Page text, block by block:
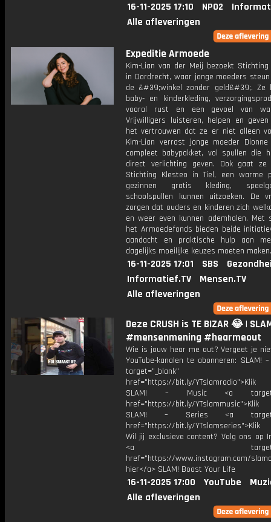
16-11-2025 17:10 NPO2
Alle afleveringen
Expeditie Armoede
Kim-Lian van der Meij bezoekt
in Dordrecht, waar jonge moeders
de &#39;winkel zonder geld&#39;. Ze
baby- en kinderkleding,
vooral rust en een gevoel van
Vrijwilligers luisteren, helpen en geven
het vertrouwen dat ze er niet alleen
Kim-Lian verrast jonge moeder
compleet babypakket, vol spullen die
direct verlichting geven. Ook gaat
Stichting Klesteo in Tiel, een warme
gezinnen gratis kleding,
schoolspullen kunnen uitzoeken. De
zorgen dat ouders en kinderen zich
en weer even kunnen ademhalen. Met
het Armoedefonds bieden beide
aandacht en praktische hulp aan
dagelijks moeilijke keuzes moeten maken.
16-11-2025 17:01 SBS
Informatief.TV
Mensen.TV
Alle afleveringen
Deze CRUSH is TE BIZAR 😂 |
#mensenmening #hearmeout
Wie is jouw hear me out? Vergeet je
YouTube-kanalen te abonneren: SLAM!
target="_blank"
href="https://bit.ly/
SLAM! – Music <a
href="https://bit.ly/
SLAM! – Series <a
href="https://bit.ly/
Wil jij exclusieve content? Volg ons op
<a
href="https://www.instagram.com/
hier</a> SLAM! Boost Your Life
16-11-2025 17:00 YouTube
Alle afleveringen